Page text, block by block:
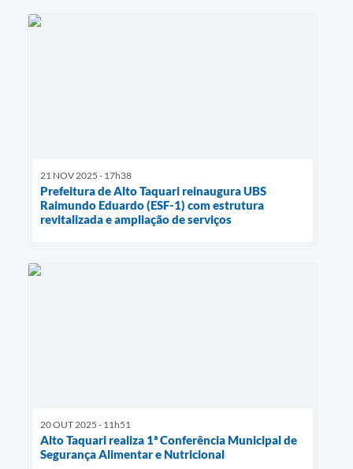
21 NOV 2025 - 17h38
Prefeitura de Alto Taquari reinaugura UBS
Raimundo Eduardo (ESF-1) com estrutura
revitalizada e ampliação de serviços
20 OUT 2025 - 11h51
Alto Taquari realiza 1ª Conferência Municipal de
Segurança Alimentar e Nutricional